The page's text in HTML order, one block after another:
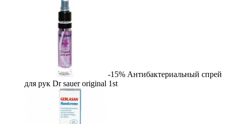
-15% Антибактериальный спрей
для рук Dr sauer original 1st